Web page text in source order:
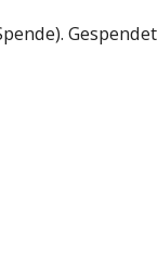
Gespendet